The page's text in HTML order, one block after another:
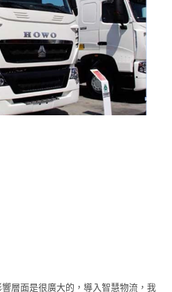
層面是很廣大的，導入智慧物流，我